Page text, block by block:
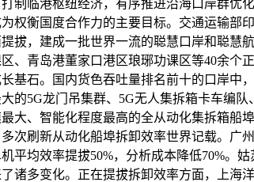
制临港枢纽经济，有序推进沿海口岸群
权衡国度合作力的主要目标。交通运输
拔，建成一批世界一流的聪慧口岸和聪
、青岛港董家口港区琅琊功课区等40余
基石。国内货色吞吐量排名前十的口岸
的5G龙门吊集群、5G无人集拆箱卡车编
大、智能化程度最高的全从动化集拆箱
次刷新从动化船埠拆卸效率世界记载。广
平均效率提拔50%，分析成本降低70%。
诸多变化。正在提拔拆卸效率方面，上